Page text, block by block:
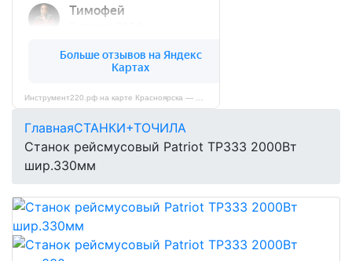
ГлавнаяСТАНКИ+ТОЧИЛА
Станок рейсмусовый Patriot ТР333 2000Вт
шир.330мм